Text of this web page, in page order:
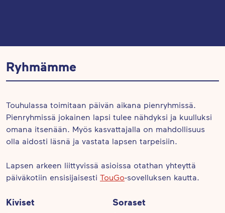
Ryhmämme
Touhulassa toimitaan päivän aikana pienryhmissä.
Pienryhmissä jokainen lapsi tulee nähdyksi ja kuulluksi
omana itsenään. Myös kasvattajalla on mahdollisuus
olla aidosti läsnä ja vastata lapsen tarpeisiin.
Lapsen arkeen liittyvissä asioissa otathan yhteyttä
päiväkotiin ensisijaisesti TouGo-sovelluksen kautta.
Kiviset Soraset